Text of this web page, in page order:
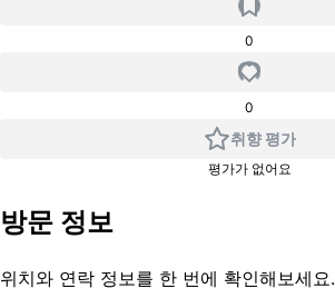
0
0
취향 평가
평가가 없어요
방문 정보
위치와 연락 정보를 한 번에 확인해보세요.